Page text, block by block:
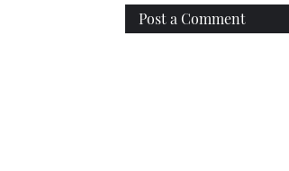
Post a Comment